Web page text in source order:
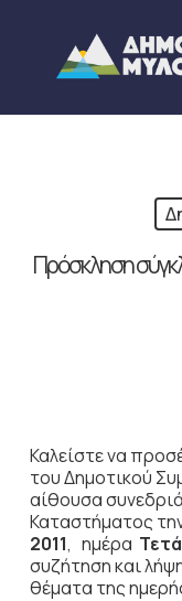
content
Πρόσκληση
Καλείστε να
του Δημοτικού
αίθουσα
Καταστήματος
2011, ημέρα
συζήτησηκαι
θέματα της